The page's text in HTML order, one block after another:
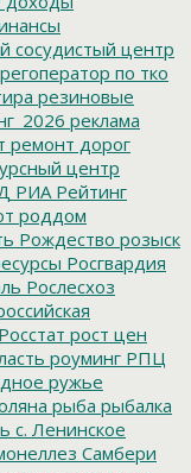
сосудистый центр
регоператор по тко
резиновые
реклама
ремонт дорог
центр
РИА Рейтинг
роддом
Рождество розыск
Росгвардия
Рослесхоз
Росстат рост цен
роуминг РПЦ
ружье
рыба рыбалка
с. Ленинское
Самбери